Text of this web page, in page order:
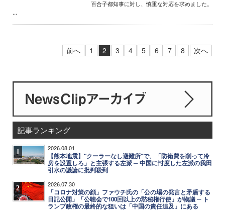
百合子都知事に対し、慎重な対応を求めました。
...
前へ 1 2 3 4 5 6 7 8 次へ
記事ランキング
1 2026.08.01
【熊本地震】"クーラーなし避難所"で、「防衛費を削って冷
房を設置しろ」と主張する左派 ─ 中国に忖度した左派の我田
引水の議論に批判殺到
2 2026.07.30
「コロナ対策の顔」ファウチ氏の「公の場の発言と矛盾する
日記公開」「公聴会で100回以上の黙秘権行使」が物議 ─ ト
ランプ政権の最終的な狙いは「中国の責任追及」にある